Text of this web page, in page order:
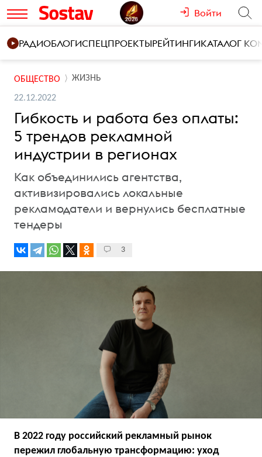
Войти
РАДИОБЛОГИСПЕЦПРОЕКТЫРЕЙТИНГИКАТАЛОГ
ОБЩЕСТВО ЖИЗНЬ
22.12.2022
Гибкость и работа без оплаты:
5 трендов рекламной
индустрии в регионах
Как объединились агентства,
активизировались локальные
рекламодатели и вернулись бесплатные
тендеры
3
В 2022 году российский рекламный рынок
пережил глобальную трансформацию: уход